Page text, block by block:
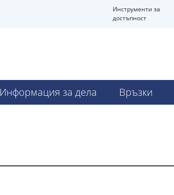
Инструменти за
достъпност
Информация за дела Връзки